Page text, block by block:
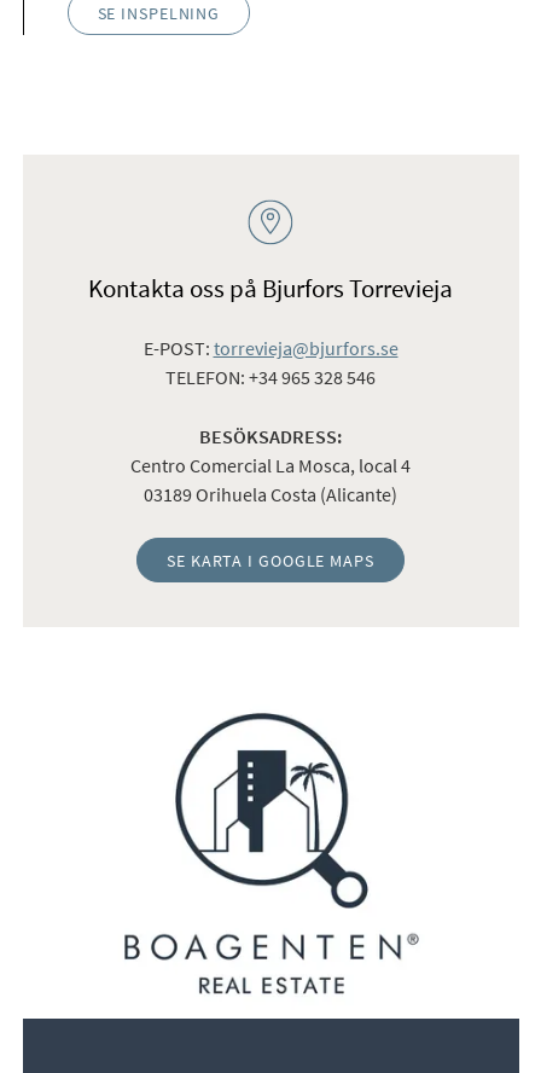
SE INSPELNING
Kontakta oss på Bjurfors Torrevieja
E-POST: torrevieja@bjurfors.se
TELEFON: +34 965 328 546
BESÖKSADRESS:
Centro Comercial La Mosca, local 4
03189 Orihuela Costa (Alicante)
SE KARTA I GOOGLE MAPS